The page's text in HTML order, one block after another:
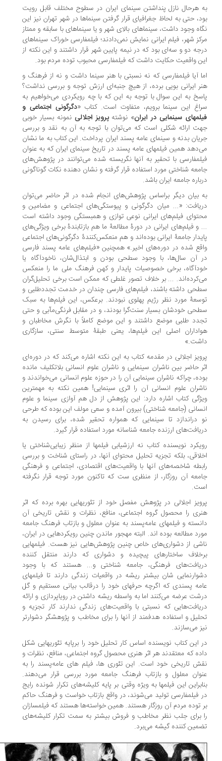
هرحال نازل پنداشتن سینمای ایران در سطوح مختلف قابل رویت
حتی به لحاظ جغرافیای قرار گرفتن سینماها در شهر تهران نیز این
وجود داشت، سینماهای بالای شهر و یا سینماهای با سابقه و ممتاز
شهر، فیلم ایرانی نمایش نمی‌دادند؛ فیلمفارسی خوراک سینماهای
دو و سه‌ای بود که در نیمه پایین شهر قرار داشتند و این نکته از
واقعیت حکایت داشت که فیلمفارسی محبوب توده مردم بود.
آیا فیلمفارسی که نه نسبتی با هنر سینما داشت و نه از فرهنگ و
ایرانی بویی برده، از هیچ جنبه‌ای ارزش توجه و بررسی نداشت؟
به این سوال با توجه به این که با چه رویکردی می‌خواهیم به
این سینما برویم، متفاوت است. کتاب «دگرگونی اجتماعی و
سینمایی در ایران» نوشته پرویز اجلالی نمونه بسیار خوبی
ارائه شکلی است که می‌توان با توجه به آن به نقد و بررسی
بدنه و سینمای عامه پسند ایران پرداخت. این کتاب به ما نشان
همین فیلمهای عامه پسند در تاریخ سینمای ایران که به عنوان
با تحقیر به آنها نگریسته شده می‌توانند در پژوهش‌های
شناختی مورد استفاده قرار گرفته و نشان دهنده نکات گوناگونی
جامعه ایران باشد.
بیان دیگر براساس پژوهش‌های انجام شده در اثر حاضر می‌توان
«... میان دگرگونی و پیوستگی‌های اجتماعی و مضامین و
فیلم‌های ایرانی نوعی توازی و همبستگی وجود داشته است
فیلم‌های ایرانی در دورۀ مطالعۀ ما هم بازتابندۀ برخی ویژگی‌های
جامعۀ ایرانی بوده‌اند و هم منعکس‌کنندۀ دگرگونی‌های اجتماعی
شده در دوره‌های اخیر.» همچنین «فیلم‌های عامه پسند فارسی
آن سال‌ها، با وجود سطحی بودن و ابتذال‌شان، ناخودآگاه یا
برخی خصوصیات پایدار و کهن فرهنگ ملی ما را منعکس
... بر خلاف تصور غلطی که ممکن است برخی تحلیل‌گران
داشته باشند، فیلم‌های فارسی چندان در خدمت تجددطلبی و
مورد نظر رژیم پهلوی نبودند. برعکس، این فیلم‌ها به سبک
خودشان بسیار سنت‌گرا بودند، و در مقابل فرنگی‌مآبی و حتی
طلبی موضع داشتند و این موضع کاملاً با نگرش مخاطبان و
اصلی این فیلم‌ها، یعنی طبقۀ متوسط سنتی، سازگاری
اجلالی در مقدمه کتاب به این نکته اشاره می‌کند که در دوره‌ای
حاضر بین ناشران سینمایی و ناشران علوم انسانی بلاتکلیف مانده
چراکه ناشران سینمایی آن را در حوزه علوم انسانی می‌خواندند و
علوم انسانی آن را اثری سینمایی! همین نکته به مهمترین
کتاب اشاره دارد: این پژوهش از دل هم آوازی سینما و علوم
(جامعه شناختی) بیرون آمده و سعی مولف این بوده که طرحی
دراندازد تا سینمایی که همواره تحقیر شده، برای رسیدن به
ارزنده جامعه شناسانه مورد استفاده قرار گیرد.
نویسنده کتاب نه ارزشیابی فیلمها از منظر زیبایی‏‌شناختی یا
بلکه تجزیه تحلیل محتوای آنها، در راستای شناخت و بررسی
شاخصه‌های آنها با واقعیت‌های اقتصادی، اجتماعی و فرهنگی
آن روزگار، از منظری ست که تاکنون مورد توجه قرار نگرفته
اجلالی در پژوهش مفصل خود از تئوری‏هایی بهره برده که اثر
را محصول گروه اجتماعی، منافع، نظرات و نقش تاریخی آن
و فیلم‏های عامه‌‏پسند به عنوان معلول و بازتاب فرهنگ جامعه
مطالعه بوده اند. البته مهجور ماندن چنین رویکردهایی در ایران،
از دشواری‌های خاص چنین پژوهش‌هایی نیز هست. فیلمهایی
ساختارهای پیچیده و دشواری که دارند منتقل کننده
فرهنگی، جامعه شناختی و... هستند که با وجود
شان بیشتر ریشه در واقعیات زندگی دارند تا فیلمهای
پسندی که اگرچه حرفهای خود را درقالب بیانی مستقیم و گل
عرضه می‌کنند اما به واسطه ریشه داشتن در رویاپردازی و ارائه
که نسبتی با واقعیت‌های زندگی ندارند کار تجزیه و
و استفاده هدفمند از آنها را برای مخاطب و پژوهشگر دشوارتر
می‌سازند.
این کتاب نویسنده اساس کار تحلیل خود را برپایه تئوری‏هایی شکل
که معتقدند هر اثر هنری محصول گروه اجتماعی، منافع، نظرات و
تاریخی خود است. این تئوری ها، فیلم ‏های عامه‌‏پسند را به
معلول و بازتاب فرهنگ جامعه مورد بررسی قرار می‌دهند.
این فیلمها به ویژه وقتی بر پایه کلیشه‌های تکرار شونده رایج
فیلمفارسی تولید می‌شوند، در واقع بازتاب خواست و فرهنگ حاکم
توده مردم آن روزگار هستند. همین خواسته‌ها هستند که فیلمسازان
برای جلب نظر مخاطب و فروش بیشتر به سمت تکرار کلیشه‌های
کننده گیشه می‌برد.